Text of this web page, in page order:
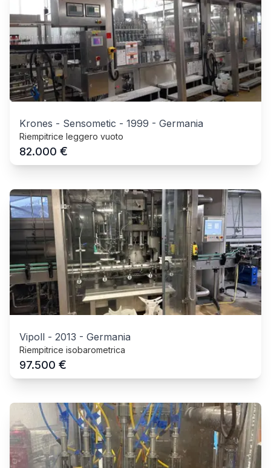
Krones - Sensometic - 1999 - Germania
Riempitrice leggero vuoto
82.000 €
Vipoll - 2013 - Germania
Riempitrice isobarometrica
97.500 €